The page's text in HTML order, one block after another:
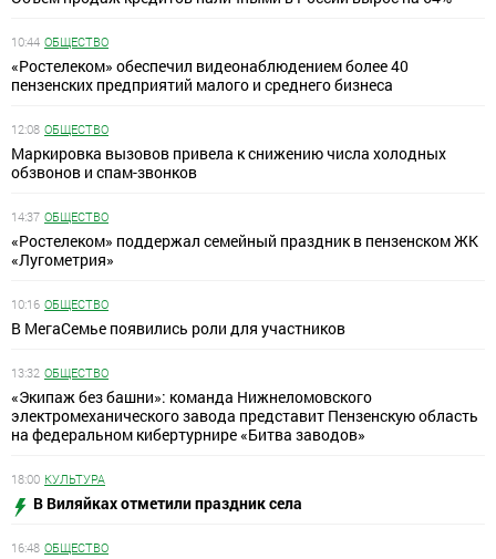
10:44 ОБЩЕСТВО
«Ростелеком» обеспечил видеонаблюдением более 40
пензенских предприятий малого и среднего бизнеса
12:08 ОБЩЕСТВО
Маркировка вызовов привела к снижению числа холодных
обзвонов и спам-звонков
14:37 ОБЩЕСТВО
«Ростелеком» поддержал семейный праздник в пензенском ЖК
«Лугометрия»
10:16 ОБЩЕСТВО
В МегаСемье появились роли для участников
13:32 ОБЩЕСТВО
«Экипаж без башни»: команда Нижнеломовского
электромеханического завода представит Пензенскую область
на федеральном кибертурнире «Битва заводов»
18:00 КУЛЬТУРА
В Виляйках отметили праздник села
16:48 ОБЩЕСТВО